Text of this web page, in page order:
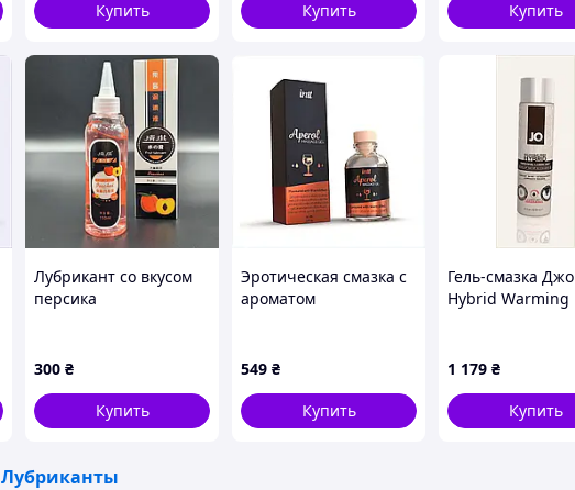
Купить
Купить
Купить
Лубрикант со вкусом
персика
300 ₴
Купить
Эротическая смазка с
ароматом
549 ₴
Купить
Гель-смазка Джо
Hybrid Warming
1 179 ₴
Купить
Лубриканты